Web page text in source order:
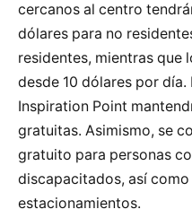
cercanos al centro
dólares para no
residentes, mientras que
desde 10 dólares por
Inspiration Point
gratuitas. Asimismo, se
gratuito para personas
discapacitados, así como
estacionamientos.